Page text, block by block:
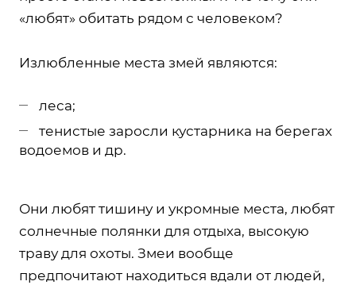
«любят» обитать рядом с человеком?
Излюбленные места змей являются:
леса;
тенистые заросли кустарника на берегах
водоемов и др.
Они любят тишину и укромные места, любят
солнечные полянки для отдыха, высокую
траву для охоты. Змеи вообще
предпочитают находиться вдали от людей,